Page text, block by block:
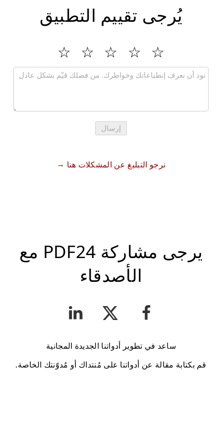
يُرجى تقييم التطبيق
إرسال
نرجو التبليغ عن المشكلات هنا
يرجى مشاركة PDF24 مع
الأصدقاء
ساعد في تطوير أدواتنا الجديدة المجانية
قم بكتابة مقالة عن أدواتنا على مُنتداك أو مُدوّنتك الخاصة.